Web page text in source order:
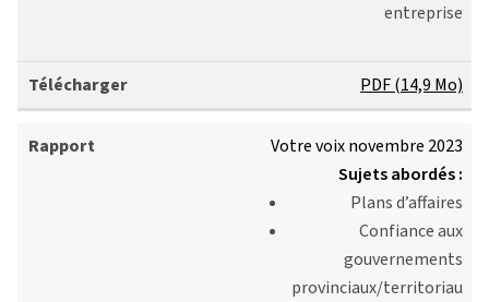
entreprise
PDF (14,9 Mo)
Votre voix novembre 2023
Sujets abordés :
Plans d’affaires
Confiance aux
gouvernements
provinciaux/territoriau